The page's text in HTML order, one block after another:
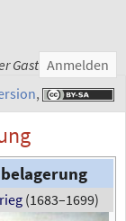
Gast Anmelden
,
(1683–1699)